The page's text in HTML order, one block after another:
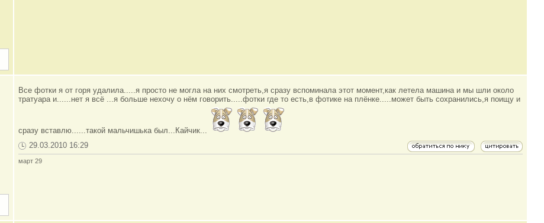
Все фотки я от горя удалила.....я просто не могла на них смотреть,я сразу вспоминала этот момент,как летела машина и мы шли около
тратуара и......нет я всё ...я больше нехочу о нём говорить.....фотки где то есть,в фотике на плёнке.....может быть сохранились,я поищу и
сразу вставлю......такой мальчишька был...Кайчик...
29.03.2010 16:29
март 29